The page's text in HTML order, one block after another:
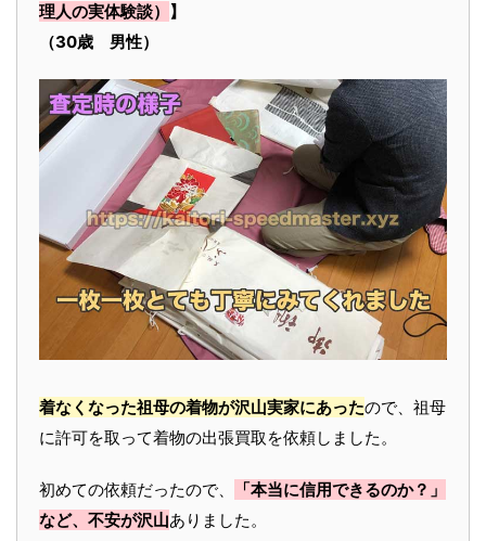
理人の実体験談） 】
（30歳 男性）
着なくなった祖母の着物が沢山実家にあったので、祖母
に許可を取って着物の出張買取を依頼しました。
初めての依頼だったので、
「本当に信用できるのか？」
など、不安が沢山ありました。